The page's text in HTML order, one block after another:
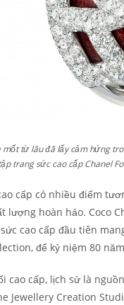
mốt từ lâu đã lấy cảm hứng
trang sức cao cấp Chanel
cấp có nhiều điểm
lượng hoàn hảo. Coco
cao cấp đầu tiên
để kỷ niệm 80
cao cấp, lịch sử là
Jewellery Creation